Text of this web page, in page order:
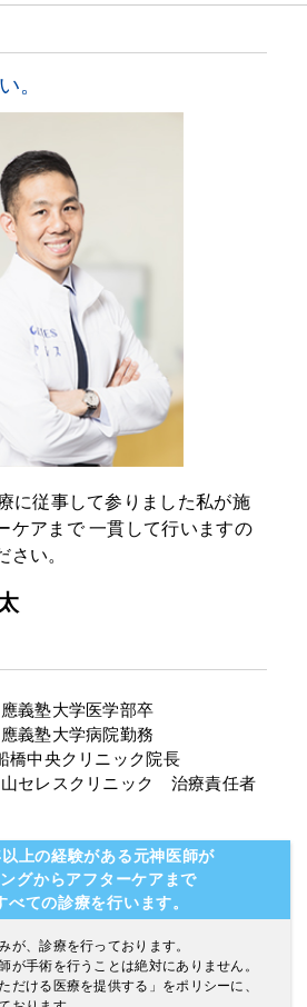
。
に従事して参りました私が施
ケアまで一貫して行いますの
さい。
義塾大学医学部卒
義塾大学病院勤務
中央クリニック院長
セレスクリニック 治療責任者
上の経験がある元神医師が
グからアフターケアまで
べての診療を行います。
が、診療を行っております。
が手術を行うことは絶対にありません。
だける医療を提供する」をポリシーに、